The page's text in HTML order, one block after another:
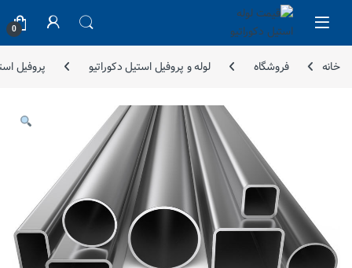
Skip to navigation
Skip to content
0
خانه فروشگاه لوله و پروفیل استیل دکوراتیو پروفیل